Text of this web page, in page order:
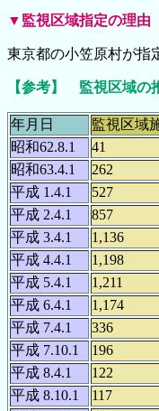
▼監視区域指定の理由
東京都の小笠原村が指
【参考】 監視区域の
年月日
監視区域
昭和62.8.1
41
昭和63.4.1
262
平成 1.4.1
527
平成 2.4.1
857
平成 3.4.1
1,136
平成 4.4.1
1,198
平成 5.4.1
1,211
平成 6.4.1
1,174
平成 7.4.1
336
平成 7.10.1
196
平成 8.4.1
122
平成 8.10.1
117